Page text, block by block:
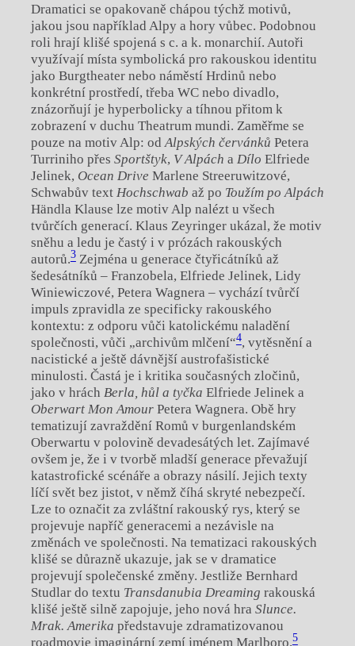
Dramatici se opakovaně chápou týchž motivů,
jakou jsou například Alpy a hory vůbec. Podobnou
roli hrají klišé spojená s c. a k. monarchií. Autoři
využívají místa symbolická pro rakouskou identitu
jako Burgtheater nebo náměstí Hrdinů nebo
konkrétní prostředí, třeba WC nebo divadlo,
znázorňují je hyperbolicky a tíhnou přitom k
zobrazení v duchu Theatrum mundi. Zaměřme se
pouze na motiv Alp: od Alpských červánků Petera
Turriniho přes Sportštyk, V Alpách a Dílo Elfriede
Jelinek, Ocean Drive Marlene Streeruwitzové,
Schwabův text Hochschwab až po Toužím po Alpách
Händla Klause lze motiv Alp nalézt u všech
tvůrčích generací. Klaus Zeyringer ukázal, že motiv
sněhu a ledu je častý i v prózách rakouských
autorů.3Zejména u generace čtyřicátníků až
šedesátníků – Franzobela, Elfriede Jelinek, Lidy
Winiewiczové, Petera Wagnera – vychází tvůrčí
impuls zpravidla ze specificky rakouského
kontextu: z odporu vůči katolickému naladění
společnosti, vůči „archivům mlčení“4, vytěsnění a
nacistické a ještě dávnější austrofašistické
minulosti. Častá je i kritika současných zločinů,
jako v hrách Berla, hůl a tyčka Elfriede Jelinek a
Oberwart Mon Amour Petera Wagnera. Obě hry
tematizují zavraždění Romů v burgenlandském
Oberwartu v polovině devadesátých let. Zajímavé
ovšem je, že i v tvorbě mladší generace převažují
katastrofické scénáře a obrazy násilí. Jejich texty
líčí svět bez jistot, v němž číhá skryté nebezpečí.
Lze to označit za zvláštní rakouský rys, který se
projevuje napříč generacemi a nezávisle na
změnách ve společnosti. Na tematizaci rakouských
klišé se důrazně ukazuje, jak se v dramatice
projevují společenské změny. Jestliže Bernhard
Studlar do textu Transdanubia Dreaming rakouská
klišé ještě silně zapojuje, jeho nová hra Slunce.
Mrak. Amerika představuje zdramatizovanou
roadmovie imaginární zemí jménem Marlboro.5